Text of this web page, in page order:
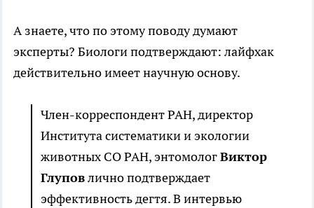
А знаете, что по этому поводу думают
эксперты? Биологи подтверждают: лайфхак
действительно имеет научную основу.
Член-корреспондент РАН, директор
Института систематики и экологии
животных СО РАН, энтомологВиктор
Глуповлично подтверждает
эффективность дегтя. В интервью